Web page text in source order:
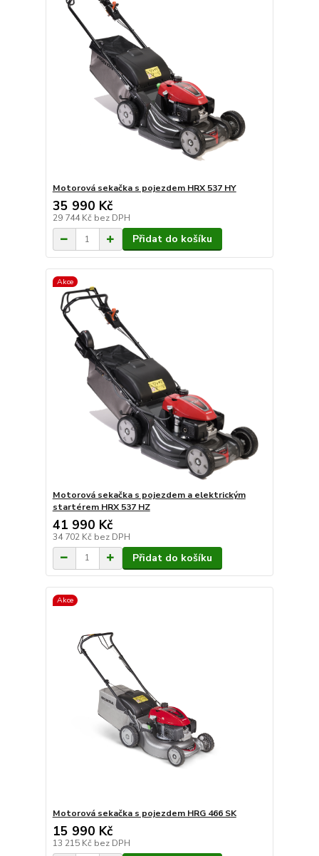
Motorová sekačka s pojezdem HRX 537 HY
35 990 Kč
29 744 Kč bez DPH
Přidat do košíku
Akce
Motorová sekačka s pojezdem a elektrickým
startérem HRX 537 HZ
41 990 Kč
34 702 Kč bez DPH
Přidat do košíku
Akce
Motorová sekačka s pojezdem HRG 466 SK
15 990 Kč
13 215 Kč bez DPH